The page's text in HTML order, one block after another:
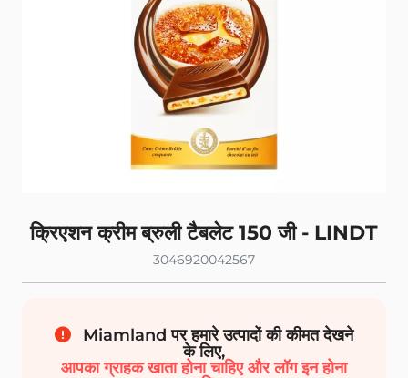
क्रिएशन क्रीम ब्रुली टैबलेट 150 जी - LINDT
3046920042567
Miamland पर हमारे उत्पादों की कीमत देखने
के लिए,
आपका ग्राहक खाता होना चाहिए और लॉग इन होना